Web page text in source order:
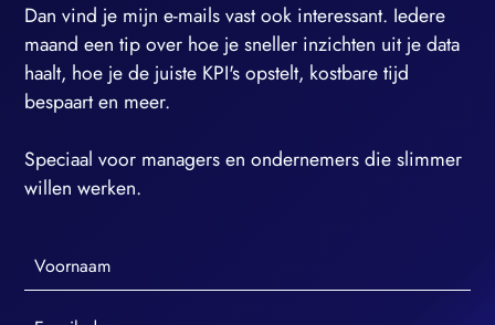
Dan vind je mijn e-mails vast ook interessant. Iedere
maand een tip over hoe je sneller inzichten uit je data
haalt, hoe je de juiste KPI's opstelt, kostbare tijd
bespaart en meer.
Speciaal voor managers en ondernemers die slimmer
willen werken.